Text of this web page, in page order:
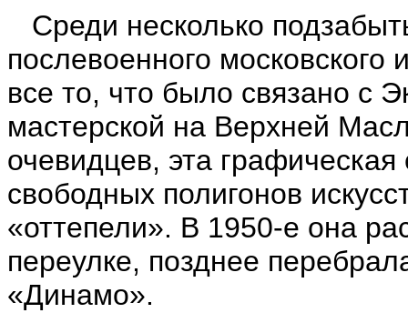
Среди несколько
послевоенного московского
все то, что было связано с
мастерской на Верхней
очевидцев, эта
свободных полигонов
«оттепели». В 1950-е она
переулке, позднее
«Динамо».